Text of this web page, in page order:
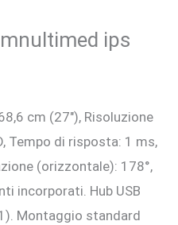
e
o
ips
cm (27″), Risoluzione
Tempo di risposta: 1 ms,
(orizzontale): 178°,
incorporati. Hub USB
Montaggio standard